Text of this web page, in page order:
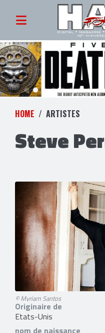
HOME ARTISTES
Steve
© Myriam Santos
Originaire de
Etats-Unis